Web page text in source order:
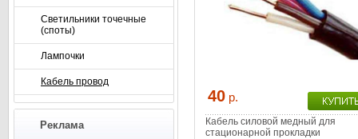
Светильники точечные
(споты)
Лампочки
Кабель провод
Реклама
40 р.
Кабель силовой медный для
стационарной прокладки